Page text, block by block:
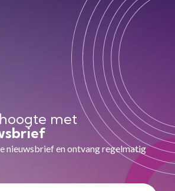
met
nieuwsbrief en ontvang regelmatig